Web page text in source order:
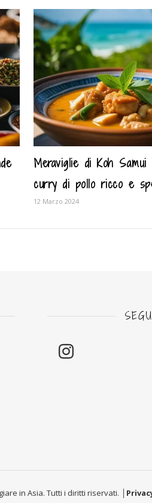
Meraviglie di Koh Samui
curry di pollo ricco e
12 Marzo 2024
in Asia. Tutti i diritti riservati. │